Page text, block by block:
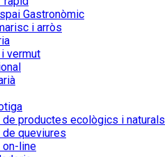
Gastronòmic
i arròs
vermut
de productes ecològics i naturals
de queviures
on-line